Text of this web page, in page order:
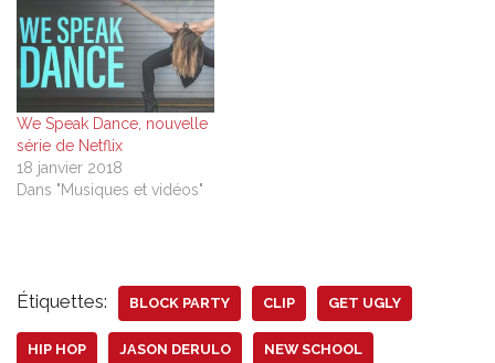
We Speak Dance, nouvelle
série de Netflix
18 janvier 2018
Dans "Musiques et vidéos"
Étiquettes: BLOCK PARTY CLIP GET UGLY
HIP HOP JASON DERULO NEW SCHOOL